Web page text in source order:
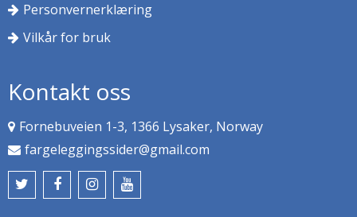
Personvernerklæring
Vilkår for bruk
Kontakt oss
Fornebuveien 1-3, 1366 Lysaker, Norway
fargeleggingssider@gmail.com